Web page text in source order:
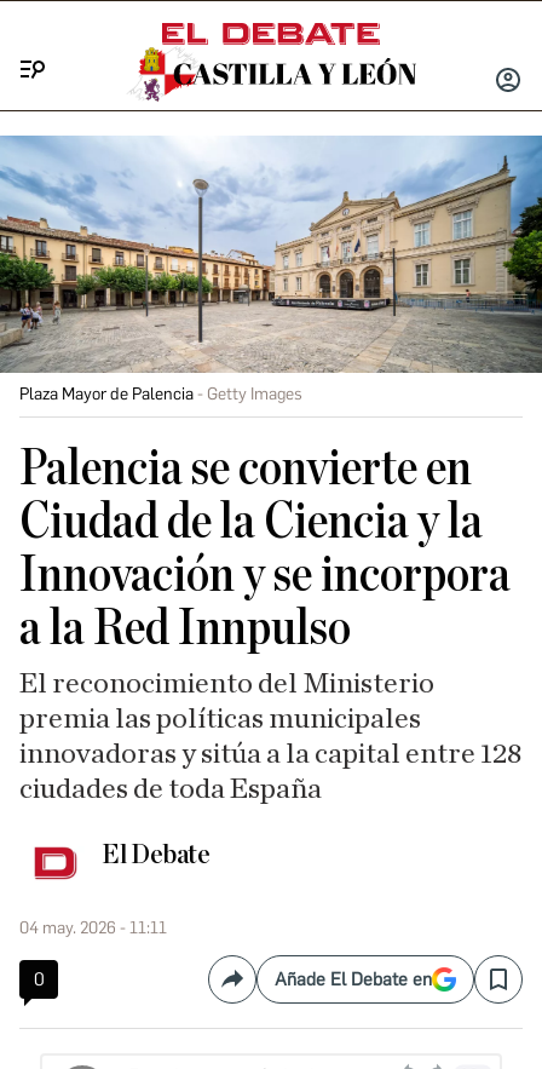
INICIAR
Plaza Mayor de Palencia Getty Images
Palencia se convierte en
Ciudad de la Ciencia y la
Innovación y se incorpora
a la Red Innpulso
El reconocimiento del Ministerio
premia las políticas municipales
innovadoras y sitúa a la capital entre 128
ciudades de toda España
El Debate
04 may. 2026 - 11:11
0 CompartirAñade El Debate en Save